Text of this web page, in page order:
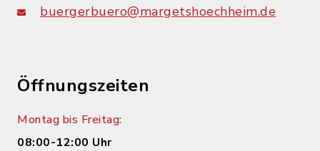
buergerbuero@margetshoechheim.de
Öffnungszeiten
Montag bis Freitag:
08:00-12:00 Uhr